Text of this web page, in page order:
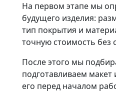
На первом этапе мы
будущего изделия:
тип покрытия и
точную стоимость без
После этого мы
подготавливаем макет
его перед началом